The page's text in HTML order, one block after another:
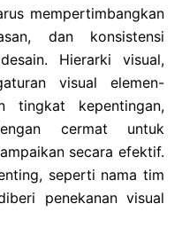
mempertimbangkan
dan konsistensi
Hierarki visual,
visual elemen-
tingkat kepentingan,
cermat untuk
secara efektif.
seperti nama tim
penekanan visual